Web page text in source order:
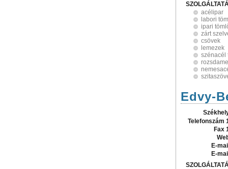
acélipar
labori
ipari
zárt
csövek
lemezek
szénacél
Edvy-
Telefonszám
Fax
E-
E-